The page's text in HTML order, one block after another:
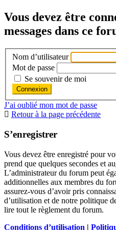
Vous devez être
messages dans ce
Nom d’utilisateur
Mot de passe
Se souvenir de moi
J’ai oublié mon mot de passe
Retour à la page précédente
S’enregistrer
Vous devez être enregistré pour
prend que quelques secondes et
L’administrateur du forum peut
additionnelles aux membres du
assurez-vous d’avoir pris
d’utilisation et de notre politique
lire tout le règlement du forum.
Conditions d’utilisation |